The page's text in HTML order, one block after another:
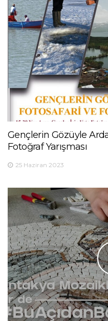
Gençlerin Gözüyle
Fotoğraf Yarışması
25 Haziran 2023